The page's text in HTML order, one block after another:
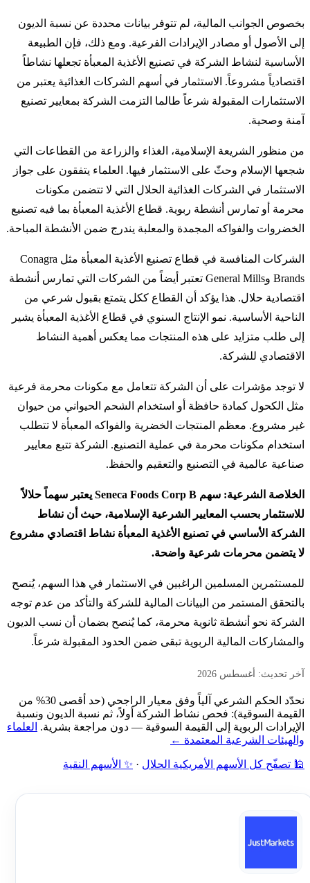
بخصوص الجوانب المالية، لم تتوفر بيانات محددة عن نسبة الديون
إلى الأصول أو مصادر الإيرادات الفرعية. ومع ذلك، فإن الطبيعة
الأساسية لنشاط الشركة في تصنيع الأغذية المعبأة تجعلها نشاطاً
اقتصادياً مشروعاً. الاستثمار في أسهم الشركات الغذائية يعتبر من
الاستثمارات المقبولة شرعاً طالما التزمت الشركة بمعايير تصنيع
آمنة وصحية.
من منظور الشريعة الإسلامية، الغذاء والزراعة من القطاعات التي
شجعها الإسلام وحثّ على الاستثمار فيها. العلماء يتفقون على جواز
الاستثمار في الشركات الغذائية الحلال التي لا تتضمن مكونات
محرمة أو تمارس أنشطة ربوية. قطاع الأغذية المعبأة بما فيه تصنيع
الخضروات والفواكه المجمدة والمعلبة يندرج ضمن الأنشطة المباحة.
الشركات المنافسة في قطاع تصنيع الأغذية المعبأة مثل Conagra
Brands وGeneral Mills تعتبر أيضاً من الشركات التي تمارس أنشطة
اقتصادية حلال. هذا يؤكد أن القطاع ككل يتمتع بقبول شرعي من
الناحية الأساسية. نمو الإنتاج السنوي في قطاع الأغذية المعبأة يشير
إلى طلب متزايد على هذه المنتجات مما يعكس أهمية النشاط
الاقتصادي للشركة.
لا توجد مؤشرات على أن الشركة تتعامل مع مكونات محرمة فرعية
مثل الكحول كمادة حافظة أو استخدام الشحم الحيواني من حيوان
غير مشروع. معظم المنتجات الخضرية والفواكه المعبأة لا تتطلب
استخدام مكونات محرمة في عملية التصنيع. الشركة تتبع معايير
صناعية عالمية في التصنيع والتعقيم والحفظ.
الخلاصة الشرعية: سهم Seneca Foods Corp B يعتبر سهماً حلالاً
للاستثمار بحسب المعايير الشرعية الإسلامية، حيث أن نشاط
الشركة الأساسي في تصنيع الأغذية المعبأة نشاط اقتصادي مشروع
لا يتضمن محرمات شرعية واضحة.
للمستثمرين المسلمين الراغبين في الاستثمار في هذا السهم، يُنصح
بالتحقق المستمر من البيانات المالية للشركة والتأكد من عدم توجه
الشركة نحو أنشطة ثانوية محرمة، كما يُنصح بضمان أن نسب الديون
والمشاركات المالية الربوية تبقى ضمن الحدود المقبولة شرعاً.
آخر تحديث: أغسطس 2026
نحدّد الحكم الشرعي آلياً وفق معيار الراجحي (حد أقصى 30% من
القيمة السوقية): فحص نشاط الشركة أولاً، ثم نسبة الديون ونسبة
الإيرادات الربوية إلى القيمة السوقية — دون مراجعة بشرية. العلماء
والهيئات الشرعية المعتمدة ←
🕌 تصفّح كل الأسهم الأمريكية الحلال · ✨ الأسهم النقية